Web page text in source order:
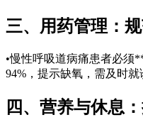
三、用药管理：
•慢性呼吸道病痛患者必须
94%，提示缺氧，需及时就
四、营养与休息